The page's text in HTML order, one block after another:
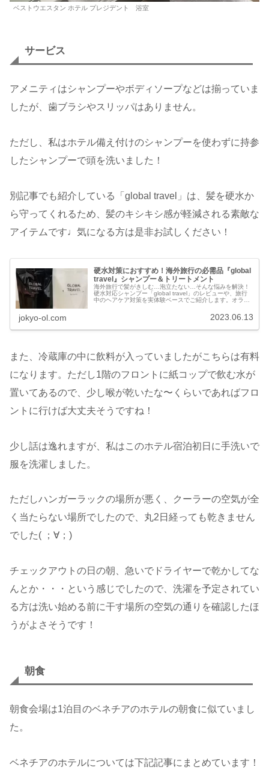
ベストウエスタン ホテル プレジデント 浴室
サービス
アメニティはシャンプーやボディソープなどは揃っていま
したが、歯ブラシやスリッパはありません。
ただし、私はホテル備え付けのシャンプーを使わずに持参
したシャンプーで頭を洗いました！
別記事でも紹介している「global travel」は、髪を硬水か
ら守ってくれるため、髪のキシキシ感が軽減される素敵な
アイテムです♩気になる方は是非お試しください！
硬水対策におすすめ！海外旅行の必需品『global
travel』シャンプー＆トリートメント
海外旅行で髪がきしむ…泡立たない…そんな悩みを解決！
硬水対応シャンプー「global travel」のレビューや、旅行
中のヘアケア対策を実体験ベースでご紹介します。オラン
jokyo-ol.com 2023.06.13
また、冷蔵庫の中に飲料が入っていましたがこちらは有料
になります。ただし1階のフロントに紙コップで飲む水が
置いてあるので、少し喉が乾いたな〜くらいであればフロ
ントに行けば大丈夫そうですね！
少し話は逸れますが、私はこのホテル宿泊初日に手洗いで
服を洗濯しました。
ただしハンガーラックの場所が悪く、クーラーの空気が全
く当たらない場所でしたので、丸2日経っても乾きません
でした( ；∀；)
チェックアウトの日の朝、急いでドライヤーで乾かしてな
んとか・・・という感じでしたので、洗濯を予定されてい
る方は洗い始める前に干す場所の空気の通りを確認したほ
うがよさそうです！
朝食
朝食会場は1泊目のベネチアのホテルの朝食に似ていまし
た。
ベネチアのホテルについては下記記事にまとめています！